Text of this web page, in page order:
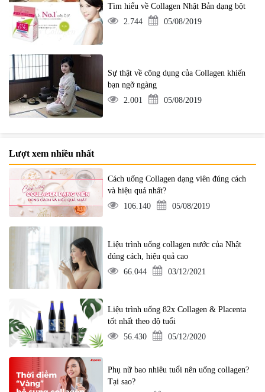
Tìm hiểu về Collagen Nhật Bản dạng bột
2.744
05/08/2019
Sự thật về công dụng của Collagen khiến
bạn ngỡ ngàng
2.001
05/08/2019
Lượt xem nhiều nhất
Cách uống Collagen dạng viên đúng cách
và hiệu quả nhất?
106.140
05/08/2019
Liệu trình uống collagen nước của Nhật
đúng cách, hiệu quả cao
66.044
03/12/2021
Liệu trình uống 82x Collagen & Placenta
tốt nhất theo độ tuổi
56.430
05/12/2020
Phụ nữ bao nhiêu tuổi nên uống collagen?
Tại sao?